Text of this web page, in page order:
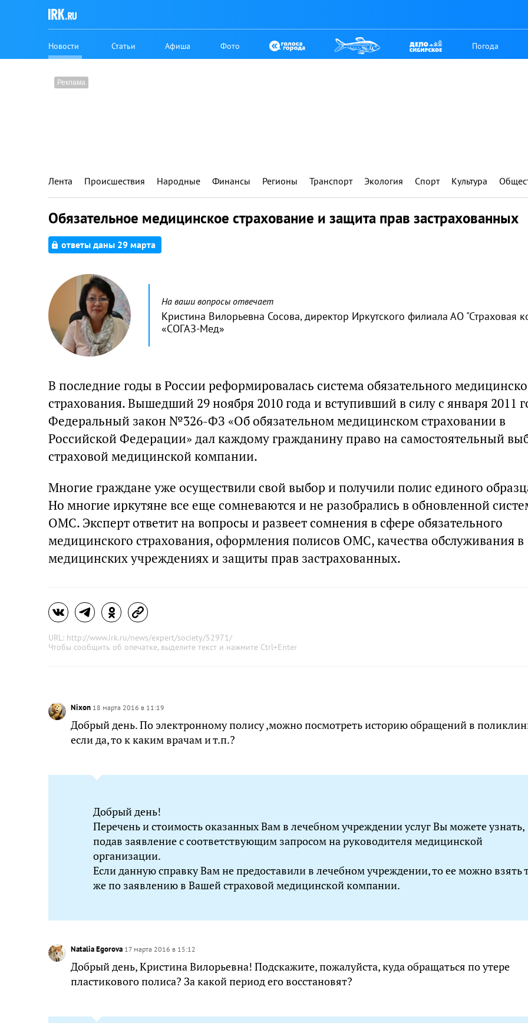
Новости Статьи Афиша Фото Погода
Лента Происшествия Народные Финансы Регионы Транспорт Экология Спорт Культура
Обязательное медицинское страхование и защита прав застрахованных
ответы даны 29 марта
На ваши вопросы отвечает
Кристина Вилорьевна Сосова, директор Иркутского филиала АО "Страховая
«СОГАЗ-Мед»
В последние годы в России реформировалась система обязательного
страхования. Вышедший 29 ноября 2010 года и вступивший в силу с января 2011
Федеральный закон №326-ФЗ «Об обязательном медицинском страховании в
Российской Федерации» дал каждому гражданину право на самостоятельный
страховой медицинской компании.
Многие граждане уже осуществили свой выбор и получили полис единого
Но многие иркутяне все еще сомневаются и не разобрались в обновленной
ОМС. Эксперт ответит на вопросы и развеет сомнения в сфере обязательного
медицинского страхования, оформления полисов ОМС, качества обслуживания в
медицинских учреждениях и защиты прав застрахованных.
URL: http://www.irk.ru/news/expert/society/52971/
Чтобы сообщить об опечатке, выделите текст и нажмите Ctrl+Enter
Nixon 18 марта 2016 в 11:19
Добрый день. По электронному полису ,можно посмотреть историю обращений в
если да, то к каким врачам и т.п.?
Добрый день!
Перечень и стоимость оказанных Вам в лечебном учреждении услуг Вы можете узнать,
подав заявление с соответствующим запросом на руководителя медицинской
организации.
Если данную справку Вам не предоставили в лечебном учреждении, то ее можно взять
же по заявлению в Вашей страховой медицинской компании.
Natalia Egorova 17 марта 2016 в 15:12
Добрый день, Кристина Вилорьевна! Подскажите, пожалуйста, куда обращаться по утере
пластикового полиса? За какой период его восстановят?